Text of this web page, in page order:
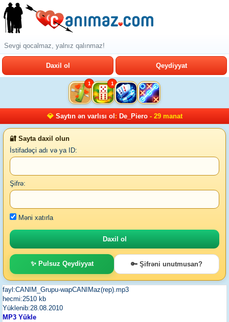
Sevgi qocalmaz, yalnız qalınmaz!
Daxil ol Qeydiyyat
1 1
💎 Saytın ən varlısı ol : De_Piero- 29 manat
🔐 Sayta daxil olun
İstifadəçi adı və ya ID:
Şifrə:
Məni xatırla
✨ Pulsuz Qeydiyyat 🔑 Şifrəni unutmusan?
fayl:CANIM_Grupu-wapCANIMaz(rep).mp3
hecmi:2510 kb
Yüklenib:28.08.2010
MP3 Yükle